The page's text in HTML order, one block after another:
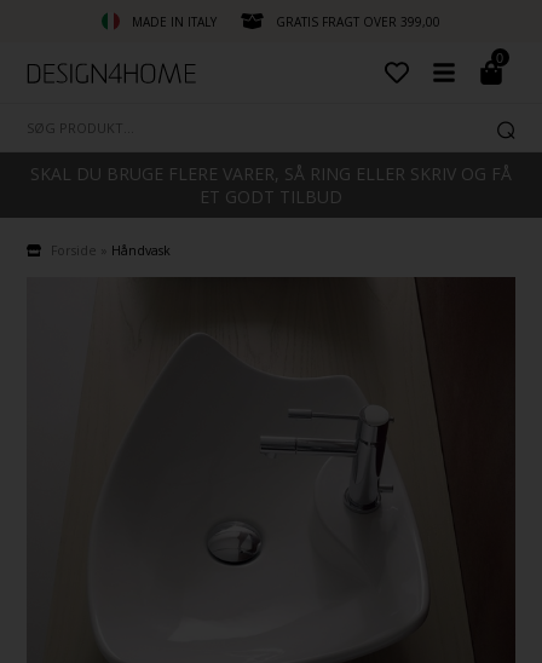
MADE IN ITALY GRATIS FRAGT OVER 399,00
0
SKAL DU BRUGE FLERE VARER, SÅ RING ELLER SKRIV OG FÅ
ET GODT TILBUD
Forside Håndvask